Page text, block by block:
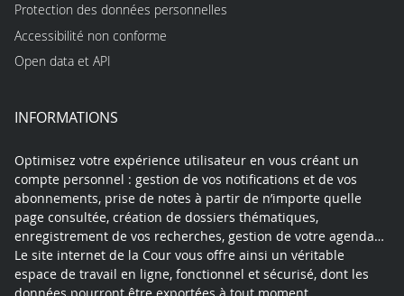
Protection des données personnelles
Accessibilité non conforme
Open data et API
INFORMATIONS
Optimisez votre expérience utilisateur en vous créant un
compte personnel : gestion de vos notifications et de vos
abonnements, prise de notes à partir de n’importe quelle
page consultée, création de dossiers thématiques,
enregistrement de vos recherches, gestion de votre agenda…
Le site internet de la Cour vous offre ainsi un véritable
espace de travail en ligne, fonctionnel et sécurisé, dont les